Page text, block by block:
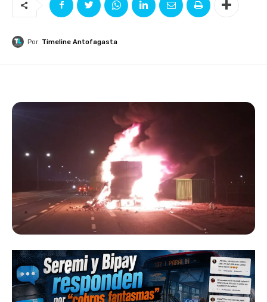
Por Timeline Antofagasta